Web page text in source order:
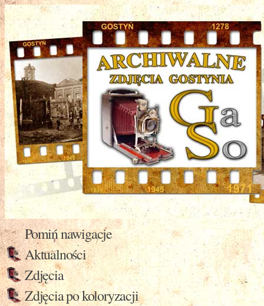
Pomiń nawigacje
Aktualności
Zdjęcia
Zdjęcia po koloryzacji